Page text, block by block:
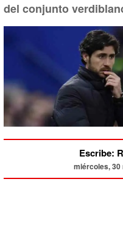
del conjunto
Escribe:
miércoles, 30